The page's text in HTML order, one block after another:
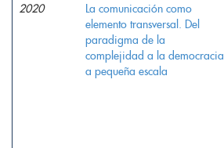
2020
La comunicación como
elemento transversal. Del
paradigma de la
complejidad a la democracia
a pequeña escala